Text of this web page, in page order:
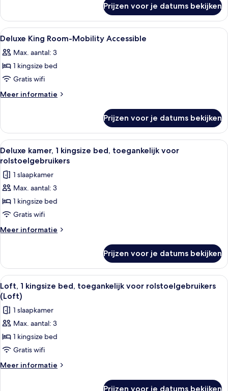
(Tower
Building)
laden
Room,
Double
(Tower
Building)
Prijzen voor je datums bekijken
Alle
foto's
voor
Deluxe
King
Room-
laden
Een bed met hemelbed, een
5
Deluxe King Room-Mobility Accessible
Max. aantal: 3
1 kingsize bed
Gratis wifi
Meer informatie
Meer
King
Room-
Mobility
Accessible
Prijzen voor je datums bekijken
Alle
foto's
voor
Deluxe
kamer,
1
kingsize
bed,
rolstoelgebruikers
laden
Lakens van Egyptisch katoen, luxe
5
Deluxe kamer, 1 kingsize bed, toegankelijk voor
rolstoelgebruikers
1 slaapkamer
Max. aantal: 3
1 kingsize bed
Gratis wifi
Meer informatie
Meer
kamer,
kingsize
bed,
toegankelijk
voor
rolstoelgebruikers
Prijzen voor je datums bekijken
Alle
foto's
voor
Loft,
1
kingsize
bed,
toegankelijk
Een hemelbed met een wit en paars
5
Loft, 1 kingsize bed, toegankelijk voor rolstoelgebruikers
(Loft)
1 slaapkamer
Max. aantal: 3
1 kingsize bed
Gratis wifi
Meer informatie
Meer
Prijzen voor je datums bekijken